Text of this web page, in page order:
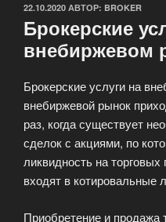
ОПУБЛИКОВАНО
22.10.2020 АВТОР: BROKER
Брокерские
внебиржевом
Брокерские услуги на
внебиржевой рынок
раз, когда существует
сделок с акциями, по
ликвидность на
входят в котировальные
Приобретение и продажа